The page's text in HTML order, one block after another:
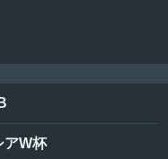
アW杯